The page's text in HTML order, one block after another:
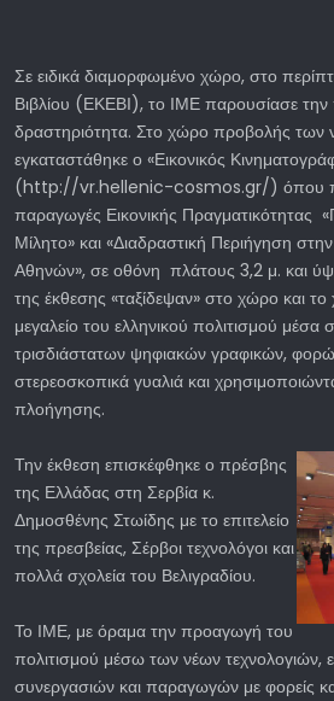
Σε ειδικά διαμορφωμένο χώρο, στο
Βιβλίου (ΕΚΕΒΙ), το ΙΜΕ παρουσίασε την
δραστηριότητα. Στο χώρο προβολής των
εγκαταστάθηκε ο «Εικονικός
(http://vr.hellenic-cosmos.gr/) όπου
παραγωγές Εικονικής Πραγματικότητας
Μίλητο» και «Διαδραστική Περιήγηση
Αθηνών», σε οθόνη πλάτους 3,2 μ. και
της έκθεσης «ταξίδεψαν» στο χώρο και
μεγαλείο του ελληνικού πολιτισμού μέσα
τρισδιάστατων ψηφιακών γραφικών,
στερεοσκοπικά γυαλιά και
πλοήγησης.
Την έκθεση επισκέφθηκε ο πρέσβης
της Ελλάδας στη Σερβία κ.
Δημοσθένης Στωίδης με το επιτελείο
της πρεσβείας, Σέρβοι τεχνολόγοι και
πολλά σχολεία του Βελιγραδίου.
Το ΙΜΕ, με όραμα την προαγωγή του
πολιτισμού μέσω των νέων τεχνολογιών,
συνεργασιών και παραγωγών με φορείς